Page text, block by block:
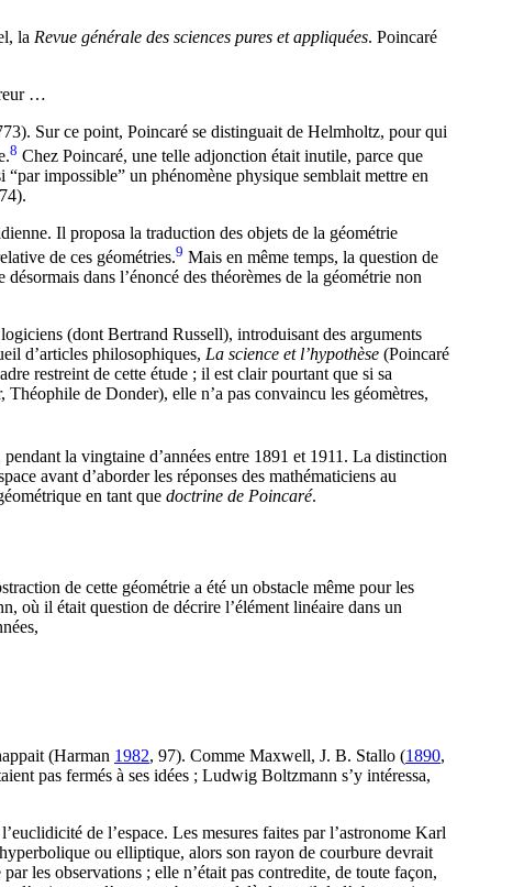
la Revue générale des sciences pures et appliquées. Poincaré
…
). Sur ce point, Poincaré se distinguait de Helmholtz, pour qui
8 Chez Poincaré, une telle adjonction était inutile, parce que
impossible” un phénomène physique semblait mettre en
.
Il proposa la traduction des objets de la géométrie
de ces géométries.9 Mais en même temps, la question de
dans l’énoncé des théorèmes de la géométrie non
(dont Bertrand Russell), introduisant des arguments
d’articles philosophiques, La science et l’hypothèse (Poincaré
restreint de cette étude ; il est clair pourtant que si sa
de Donder), elle n’a pas convaincu les géomètres,
la vingtaine d’années entre 1891 et 1911. La distinction
avant d’aborder les réponses des mathématiciens au
en tant que doctrine de Poincaré.
de cette géométrie a été un obstacle même pour les
où il était question de décrire l’élément linéaire dans un
(Harman 1982, 97). Comme Maxwell, J. B. Stallo (1890,
pas fermés à ses idées ; Ludwig Boltzmann s’y intéressa,
de l’espace. Les mesures faites par l’astronome Karl
ou elliptique, alors son rayon de courbure devrait
les observations ; elle n’était pas contredite, de toute façon,